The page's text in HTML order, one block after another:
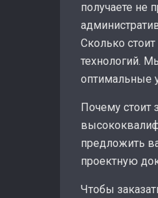
получаете не
Сколько
технологий.
оптимальные
Почему стоит
предложить
проектную
Чтобы